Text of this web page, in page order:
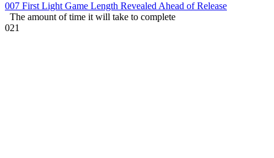
007 First Light Game Length Revealed Ahead of Release
The amount of time it will take to complete
021